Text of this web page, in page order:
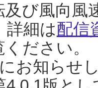
及び風向風
詳細は配信
ください。
お知らせ